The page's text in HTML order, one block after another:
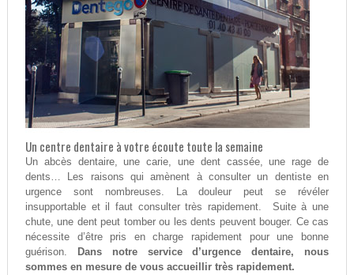
Un centre dentaire à votre écoute toute la semaine
Un abcès dentaire, une carie, une dent cassée, une rage de
dents… Les raisons qui amènent à consulter un dentiste en
urgence sont nombreuses. La douleur peut se révéler
insupportable et il faut consulter très rapidement. Suite à une
chute, une dent peut tomber ou les dents peuvent bouger. Ce cas
nécessite d’être pris en charge rapidement pour une bonne
guérison.
Dans notre service d’urgence dentaire, nous
sommes en mesure de vous accueillir très rapidement.